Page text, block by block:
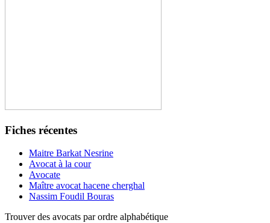
Fiches récentes
Maitre Barkat Nesrine
Avocat à la cour
Avocate
Maître avocat hacene cherghal
Nassim Foudil Bouras
Trouver des avocats par ordre alphabétique